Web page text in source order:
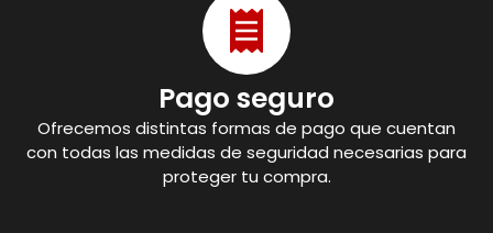
Pago seguro
Ofrecemos distintas formas de pago que cuentan
con todas las medidas de seguridad necesarias para
proteger tu compra.